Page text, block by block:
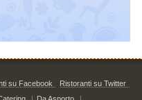
su Facebook
Ristoranti su Twitter